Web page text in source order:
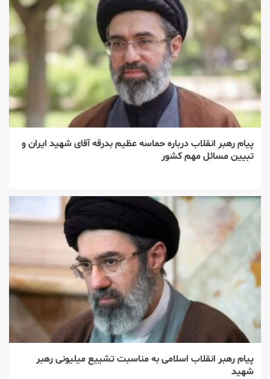
پیام رهبر انقلاب درباره حماسه عظیم بدرقه آقای شهید ایران و
تبیین مسائل مهم کشور
پیام رهبر انقلاب اسلامی به مناسبت تشییع میلیونی رهبر
شهید